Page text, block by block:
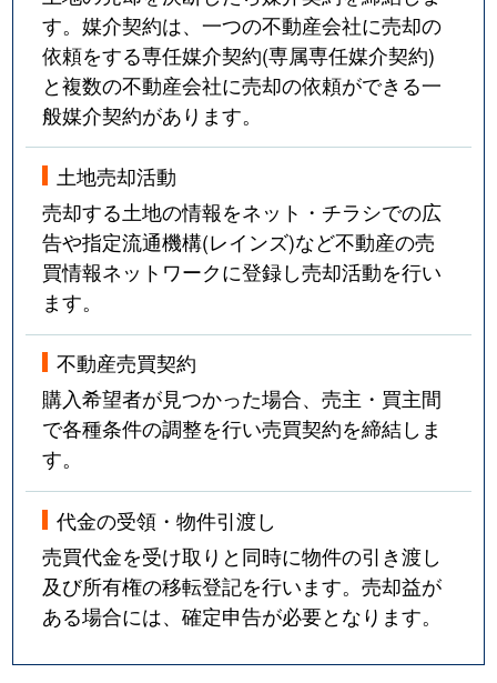
す。媒介契約は、一つの不動産会社に売却の
依頼をする専任媒介契約(専属専任媒介契約)
と複数の不動産会社に売却の依頼ができる一
般媒介契約があります。
土地売却活動
売却する土地の情報をネット・チラシでの広
告や指定流通機構(レインズ)など不動産の売
買情報ネットワークに登録し売却活動を行い
ます。
不動産売買契約
購入希望者が見つかった場合、売主・買主間
で各種条件の調整を行い売買契約を締結しま
す。
代金の受領・物件引渡し
売買代金を受け取りと同時に物件の引き渡し
及び所有権の移転登記を行います。売却益が
ある場合には、確定申告が必要となります。